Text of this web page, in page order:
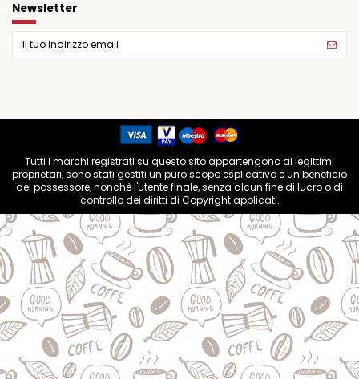
Newsletter
Tutti i marchi registrati su questo sito appartengono ai legittimi
proprietari, sono stati gestiti un puro scopo esplicativo e un beneficio
del possessore, nonchè l'utente finale, senza alcun fine di lucro o di
controllo dei diritti di Copyright applicati.